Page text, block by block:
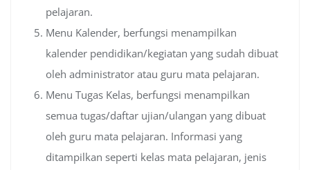
pelajaran.
Menu Kalender, berfungsi menampilkan
kalender pendidikan/kegiatan yang sudah dibuat
oleh administrator atau guru mata pelajaran.
Menu Tugas Kelas, berfungsi menampilkan
semua tugas/daftar ujian/ulangan yang dibuat
oleh guru mata pelajaran. Informasi yang
ditampilkan seperti kelas mata pelajaran, jenis